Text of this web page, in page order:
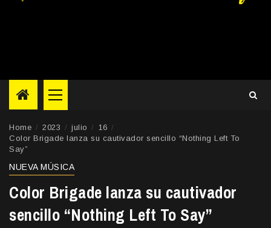
Primary
Menu
Home 2023 julio
16
Color Brigade lanza su cautivador sencillo “Nothing Left To
Say”
NUEVA MÚSICA
Color Brigade lanza su cautivador
sencillo “Nothing Left To Say”